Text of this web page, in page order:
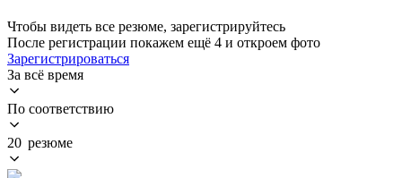
Чтобы видеть все резюме, зарегистрируйтесь
После регистрации покажем ещё 4 и откроем фото
Зарегистрироваться
За всё время
По соответствию
20 резюме